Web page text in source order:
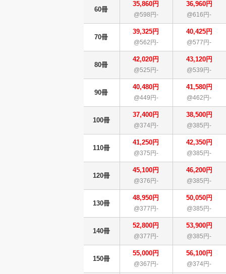
60冊
35,860円
@598円-
36,960円
@616円-
70冊
39,325円
@562円-
40,425円
@577円-
80冊
42,020円
@525円-
43,120円
@539円-
90冊
40,480円
@449円-
41,580円
@462円-
100冊
37,400円
@374円-
38,500円
@385円-
110冊
41,250円
@375円-
42,350円
@385円-
120冊
45,100円
@376円-
46,200円
@385円-
130冊
48,950円
@377円-
50,050円
@385円-
140冊
52,800円
@377円-
53,900円
@385円-
150冊
55,000円
@367円-
56,100円
@374円-